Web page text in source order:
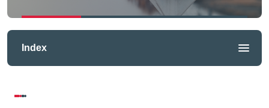
Index